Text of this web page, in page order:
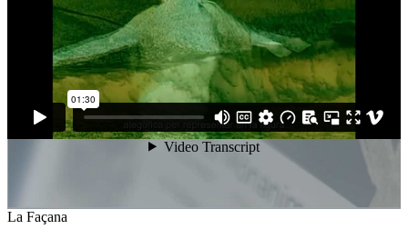
La Façana